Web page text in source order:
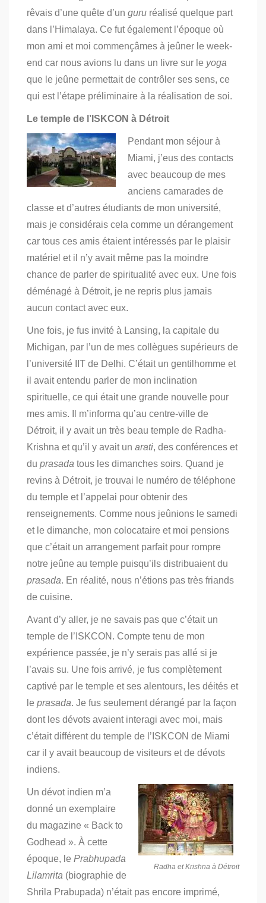
rêvais d’une quête d’un guru réalisé quelque part
dans l’Himalaya. Ce fut également l’époque où
mon ami et moi commençâmes à jeûner le week-
end car nous avions lu dans un livre sur le yoga
que le jeûne permettait de contrôler ses sens, ce
qui est l’étape préliminaire à la réalisation de soi.
Le temple de l’ISKCON à Détroit
Pendant mon séjour à
Miami, j’eus des contacts
avec beaucoup de mes
anciens camarades de
classe et d’autres étudiants de mon université,
mais je considérais cela comme un dérangement
car tous ces amis étaient intéressés par le plaisir
matériel et il n’y avait même pas la moindre
chance de parler de spiritualité avec eux. Une fois
déménagé à Détroit, je ne repris plus jamais
aucun contact avec eux.
Une fois, je fus invité à Lansing, la capitale du
Michigan, par l’un de mes collègues supérieurs de
l’université IIT de Delhi. C’était un gentilhomme et
il avait entendu parler de mon inclination
spirituelle, ce qui était une grande nouvelle pour
mes amis.
Il m’informa qu’au centre-ville de
Détroit, il y avait un très beau temple de Radha-
Krishna et qu’il y avait un arati, des conférences et
du prasada tous les dimanches soirs. Quand je
revins à Détroit, je trouvai le numéro de téléphone
du temple et l’appelai pour obtenir des
renseignements. Comme nous jeûnions le samedi
et le dimanche, mon colocataire et moi pensions
que c’était un arrangement parfait pour rompre
notre jeûne au temple puisqu’ils distribuaient du
prasada. En réalité, nous n’étions pas très friands
de cuisine.
Avant d’y aller, je ne savais pas que c’était un
temple de l’ISKCON. Compte tenu de mon
expérience passée, je n’y serais pas allé si je
l’avais su. Une fois arrivé, je fus complètement
captivé par le temple et ses alentours, les déités et
le prasada. Je fus seulement dérangé par la façon
dont les dévots avaient interagi avec moi, mais
c’était différent du temple de l’ISKCON de Miami
car il y avait beaucoup de visiteurs et de dévots
indiens.
Radha et Krishna à Détroit
Un dévot indien m’a
donné un exemplaire
du magazine « Back to
Godhead ». À cette
époque, le Prabhupada
Lilamrita (biographie de
Shrila Prabupada) n’était pas encore imprimé,